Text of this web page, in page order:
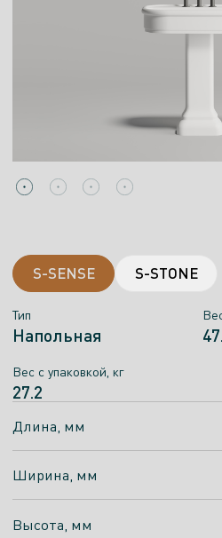
S-SENSE S-STONE
Тип
Напольная
Вес c упаковкой, кг
27.2
Длина, мм
Ширина, мм
Высота, мм
Тип
Напольная
Вес с упаковкой, кг
24.8
Длина, мм
Ширина, мм
Высота, мм